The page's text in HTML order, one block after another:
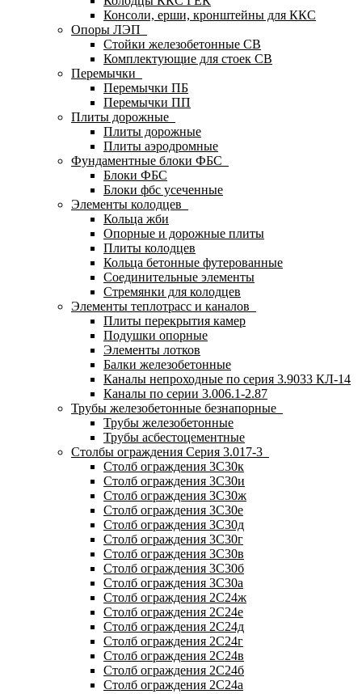
Консоли, ерши, кронштейны для ККС
Опоры ЛЭП
Стойки железобетонные СВ
Комплектующие для стоек СВ
Перемычки
Перемычки ПБ
Перемычки ПП
Плиты дорожные
Плиты дорожные
Плиты аэродромные
Фундаментные блоки ФБС
Блоки ФБС
Блоки фбс усеченные
Элементы колодцев
Кольца жби
Опорные и дорожные плиты
Плиты колодцев
Кольца бетонные футерованные
Соединительные элементы
Стремянки для колодцев
Элементы теплотрасс и каналов
Плиты перекрытия камер
Подушки опорные
Элементы лотков
Балки железобетонные
Каналы непроходные по серия 3.9033 КЛ-14
Каналы по серии 3.006.1-2.87
Трубы железобетонные безнапорные
Трубы железобетонные
Трубы асбестоцементные
Столбы ограждения Серия 3.017-3
Столб ограждения 3С30к
Столб ограждения 3С30и
Столб ограждения 3С30ж
Столб ограждения 3С30е
Столб ограждения 3С30д
Столб ограждения 3С30г
Столб ограждения 3С30в
Столб ограждения 3С30б
Столб ограждения 3С30а
Столб ограждения 2С24ж
Столб ограждения 2С24е
Столб ограждения 2С24д
Столб ограждения 2С24г
Столб ограждения 2С24в
Столб ограждения 2С24б
Столб ограждения 2С24а